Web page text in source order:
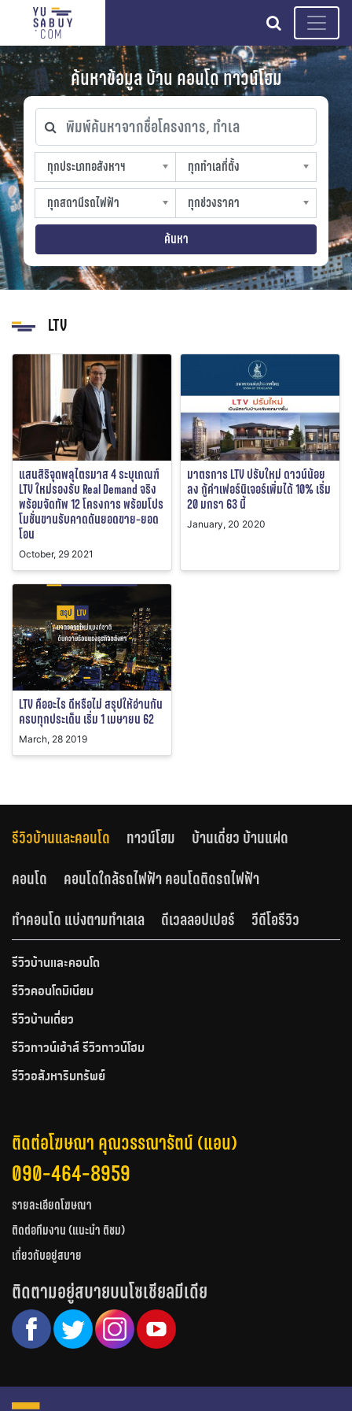
search
ค้นหาข้อมูล บ้าน คอนโด ทาวน์โฮม
พิมพ์ค้นหาจากชื่อโครงการ, ทำเล
ทุกประเภทอสังหาฯ
ทุกประเภทอสังหาฯ
sproperty
ทุกทำเลที่ตั้ง
ทุกทำเลที่ตั้ง
slocation
ทุกสถานีรถไฟฟ้า
ทุกสถานีรถไฟฟ้า
strain-station
ทุกช่วงราคา
ทุกช่วงราคา
sprice
ค้นหา
LTV
แสนสิริจุดพลุไตรมาส 4 ระบุเกณฑ์
LTV ใหม่รองรับ Real Demand จริง
พร้อมจัดทัพ 12 โครงการ พร้อมโปร
โมชั่นขานรับคาดดันยอดขาย-ยอด
โอน
October, 29 2021
มาตรการ LTV ปรับใหม่ ดาวน์น้อย
ลง กู้ค่าเฟอร์นิเจอร์เพิ่มได้ 10% เริ่ม
20 มกรา 63 นี้
January, 20 2020
LTV คืออะไร ดีหรือไม่ สรุปให้อ่านกัน
ครบทุกประเด็น เริ่ม 1 เมษายน 62
March, 28 2019
รีวิวบ้านและคอนโด ทาวน์โฮม
บ้านเดี่ยว บ้านแฝด
คอนโด
คอนโดใกล้รถไฟฟ้า คอนโดติดรถไฟฟ้า
ทำคอนโด แบ่งตามทำเลเล
ดีเวลลอปเปอร์ วีดีโอรีวิว
รีวิวบ้านและคอนโด
รีวิวคอนโดมิเนียม
รีวิวบ้านเดี่ยว
รีวิวทาวน์เฮ้าส์ รีวิวทาวน์โฮม
รีวิวอสังหาริมทรัพย์
ติดต่อโฆษณา คุณวรรณารัตน์ (แอน)
090-464-8959
รายละเอียดโฆษณา
ติดต่อทีมงาน (แนะนำ ติชม)
เกี่ยวกับอยู่สบาย
ติดตามอยู่สบายบนโซเชียลมีเดีย